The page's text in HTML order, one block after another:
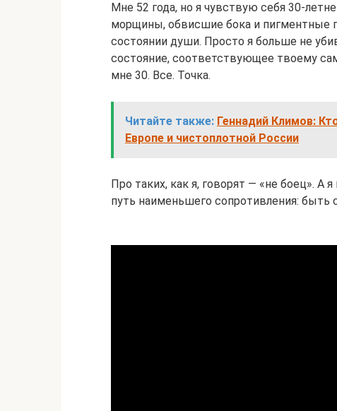
Мне 52 года, но я чувствую себя 30-
морщины, обвисшие бока и пигментные
состоянии души. Просто я больше не
состояние, соответствующее твоему
мне 30. Все. Точка.
Читайте также: Геннадий Климов:
Европе и чистоплотной России
Про таких, как я, говорят — «не боец». А
путь наименьшего сопротивления: быть